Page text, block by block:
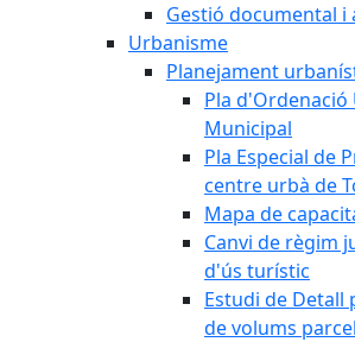
Gestió documental i
Urbanisme
Planejament
Pla d'Ordenació
Municipal
Pla Especial de
centre urbà de
Mapa de
Canvi de règim
d'ús turístic
Estudi de Detall
de volums